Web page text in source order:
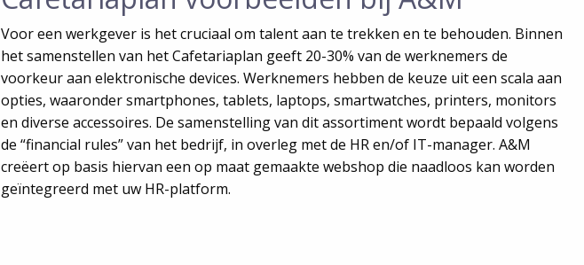
Voor een werkgever is het cruciaal om talent aan te trekken en te behouden. Binnen
het samenstellen van het Cafetariaplan geeft 20-30% van de werknemers de
voorkeur aan elektronische devices. Werknemers hebben de keuze uit een scala aan
opties, waaronder smartphones, tablets, laptops, smartwatches, printers, monitors
en diverse accessoires. De samenstelling van dit assortiment wordt bepaald volgens
de “financial rules” van het bedrijf, in overleg met de HR en/of IT-manager. A&M
creëert op basis hiervan een op maat gemaakte webshop die naadloos kan worden
geïntegreerd met uw HR-platform.